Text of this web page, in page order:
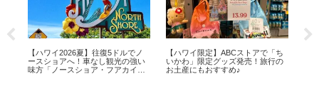
【ハワイ2026夏】往復5ドルでノ
ースショアへ！車なし観光の強い
味方「ノースショア・フアカイ」
【ハワイ限定】ABCストアで「ち
いかわ」限定グッズ発売！旅行の
お土産にもおすすめ♪